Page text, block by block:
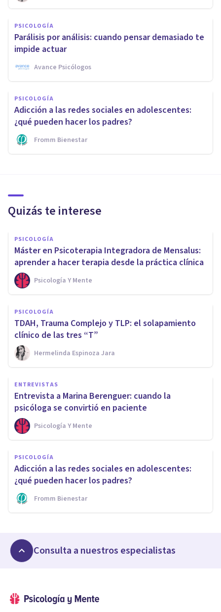
PSICOLOGÍA
Parálisis por análisis: cuando pensar demasiado te
impide actuar
Avance Psicólogos
PSICOLOGÍA
Adicción a las redes sociales en adolescentes:
¿qué pueden hacer los padres?
Fromm Bienestar
Quizás te interese
PSICOLOGÍA
Máster en Psicoterapia Integradora de Mensalus:
aprender a hacer terapia desde la práctica clínica
Psicología Y Mente
PSICOLOGÍA
TDAH, Trauma Complejo y TLP: el solapamiento
clínico de las tres “T”
Hermelinda Espinoza Jara
ENTREVISTAS
Entrevista a Marina Berenguer: cuando la
psicóloga se convirtió en paciente
Psicología Y Mente
PSICOLOGÍA
Adicción a las redes sociales en adolescentes:
¿qué pueden hacer los padres?
Fromm Bienestar
Consulta a nuestros especialistas